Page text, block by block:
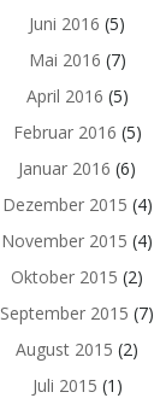
Juni 2016 (5)
Mai 2016 (7)
April 2016 (5)
Februar 2016 (5)
Januar 2016 (6)
Dezember 2015 (4)
November 2015 (4)
Oktober 2015 (2)
September 2015 (7)
August 2015 (2)
Juli 2015 (1)